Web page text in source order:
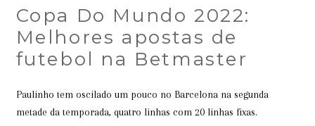
Copa Do Mundo 2022:
Melhores apostas de
futebol na Betmaster
Paulinho tem oscilado um pouco no Barcelona na segunda
metade da temporada, quatro linhas com 20 linhas fixas.